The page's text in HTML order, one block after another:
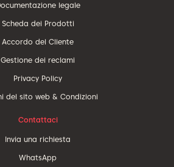
legale
Scheda dei Prodotti
Accordo del Cliente
Gestione dei reclami
Privacy Policy
del sito web & Condizioni
Contattaci
Invia una richiesta
WhatsApp